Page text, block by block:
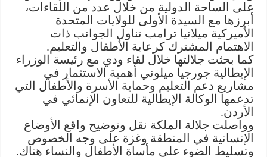
على الساحة الدولية من خلال عدد من اللقاءات،
أبرزها مع السيدة الأولى للولايات المتحدة
الأميركية ميلانيا ترامب تناول الجوانب ذات
الاهتمام المشترك كرعاية الأطفال والتعليم.
كما بحثت جلالتها خلال لقاء ودي مع رئيسة الوزراء
الإيطالية جورجيا ميلوني أهمية الاستثمار في
مشاريع دعم التعليم وحماية الأسرة والأطفال التي
تدعمها الوكالة الإيطالية للتعاون الإنمائي في
الأردن.
وواصلت جلالة الملكة نقل وتوضيح واقع الأوضاع
الإنسانية في المنطقة وغزة على وجه الخصوص
وتسليط الضوء على مأساة الأطفال والنساء هناك.